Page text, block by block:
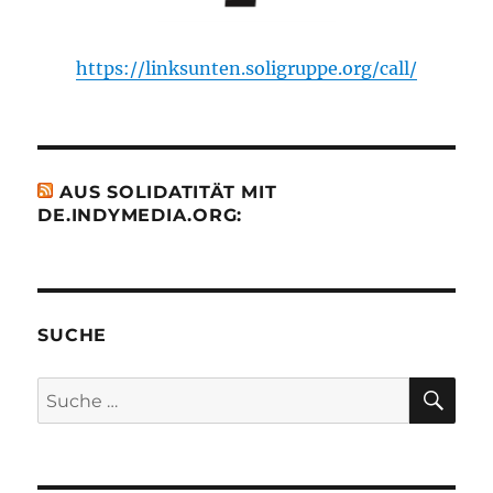
https://linksunten.soligruppe.org/call/
AUS SOLIDATITÄT MIT
DE.INDYMEDIA.ORG:
SUCHE
Suche
nach: